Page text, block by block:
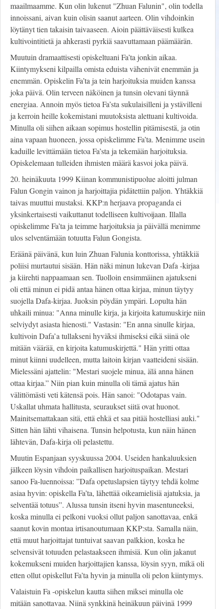
maailmaamme. Kun olin lukenut "Zhuan Falunin", olin todella
innoissani, aivan kuin olisin saanut aarteen. Olin vihdoinkin
löytänyt tien takaisin taivaaseen. Aioin päättäväisesti kulkea
kultivointitietä ja ahkerasti pyrkiä saavuttamaan päämäärän.
Muutuin dramaattisesti opiskeltuani Fa’ta jonkin aikaa.
Kiintymykseni kilpailla omista eduista vähenivät enemmän ja
enemmän. Opiskelin Fa’ta ja tein harjoituksia muiden kanssa
joka päivä. Olin terveen näköinen ja tunsin olevani täynnä
energiaa. Annoin myös tietoa Fa’sta sukulaisilleni ja ystävilleni
ja kerroin heille kokemistani muutoksista alettuani kultivoida.
Minulla oli siihen aikaan sopimus hostellin pitämisestä, ja otin
aina vapaan huoneen, jossa opiskelimme Fa’ta. Menimme usein
kaduille levittämään tietoa Fa’sta ja tekemään harjoituksia.
Opiskelemaan tulleiden ihmisten määrä kasvoi joka päivä.
20. heinäkuuta 1999 Kiinan kommunistipuolue aloitti julman
Falun Gongin vainon ja harjoittajia pidätettiin paljon. Yhtäkkiä
taivas muuttui mustaksi. KKP:n herjaava propaganda ei
yksinkertaisesti vaikuttanut todelliseen kultivoijaan. Illalla
opiskelimme Fa’ta ja teimme harjoituksia ja päivällä menimme
ulos selventämään totuutta Falun Gongista.
Eräänä päivänä, kun luin Zhuan Falunia konttorissa, yhtäkkiä
poliisi murtautui sisään. Hän näki minun lukevan Dafa -kirjaa
ja kiirehti nappaamaan sen. Tuolloin ensimmäinen ajatukseni
oli että minun ei pidä antaa hänen ottaa kirjaa, minun täytyy
suojella Dafa-kirjaa. Juoksin pöydän ympäri. Lopulta hän
uhkaili minua: "Anna minulle kirja, ja kirjoita katumuskirje niin
selviydyt asiasta hienosti." Vastasin: "En anna sinulle kirjaa,
kultivoin Dafa’a tullakseni hyväksi ihmiseksi eikä siinä ole
mitään väärää, en kirjoita katumuskirjettä." Hän yritti ottaa
minut kiinni uudelleen, mutta laitoin kirjan vaatteideni sisään.
Mielessäni ajattelin: "Mestari suojele minua, älä anna hänen
ottaa kirjaa.” Niin pian kuin minulla oli tämä ajatus hän
välittömästi veti kätensä pois. Hän sanoi: "Odotapas vain.
Uskallat uhmata hallitusta, seuraukset siitä ovat huonot.
Mainitsemattakaan sitä, että ehkä et saa pitää hostelliasi auki."
Sitten hän lähti vihaisena. Tunsin helpotusta, kun näin hänen
lähtevän, Dafa-kirja oli pelastettu.
Muutin Espanjaan syyskuussa 2004. Useiden hankaluuksien
jälkeen löysin vihdoin paikallisen harjoituspaikan. Mestari
sanoo Fa-luennoissa: ”Dafa opetuslapsien täytyy tehdä kolme
asiaa hyvin: opiskella Fa’ta, lähettää oikeamielisiä ajatuksia, ja
selventää totuus”. Alussa tunsin itseni hyvin masentuneeksi,
koska minulla ei pelkoni vuoksi ollut paljon sanottavaa, enkä
saanut kovin montaa irtisanoutumaan KKP:sta. Samalla näin,
että muut harjoittajat tuntuivat saavan palkkion, koska he
selvensivät totuuden pelastaakseen ihmisiä. Kun olin jakanut
kokemukseni muiden harjoittajien kanssa, löysin syyn, mikä oli
etten ollut opiskellut Fa’ta hyvin ja minulla oli pelon kiintymys.
Valaistuin Fa -opiskelun kautta siihen miksei minulla ole
mitään sanottavaa. Niinä synkkinä heinäkuun päivinä 1999